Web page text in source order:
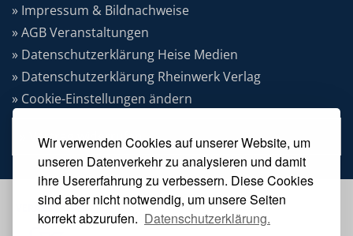
Wir verwenden Cookies auf unserer Website, um
unseren Datenverkehr zu analysieren und damit
ihre Usererfahrung zu verbessern. Diese Cookies
sind aber nicht notwendig, um unsere Seiten
korrekt abzurufen. Datenschutzerklärung.
» Impressum & Bildnachweise
» AGB Veranstaltungen
» Datenschutzerklärung Heise Medien
» Datenschutzerklärung Rheinwerk Verlag
» Cookie-Einstellungen ändern
» Vertrag widerrufen
VERANSTALTER